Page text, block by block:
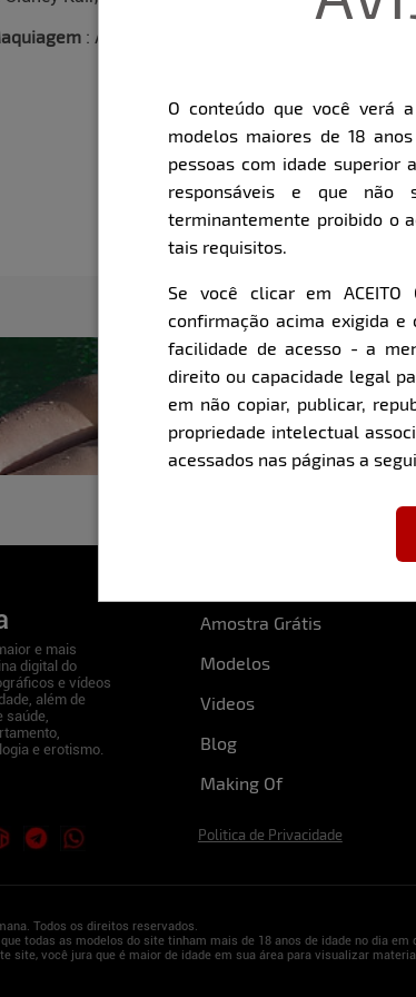
: Andrea De Bem
O conteúdo que você verá
modelos maiores de 18
pessoas com idade superior
responsáveis e que
terminantemente proibido o
tais requisitos.
Se você clicar em ACEITO
confirmação acima exigida
facilidade de acesso - a
direito ou capacidade legal
em não copiar, publicar,
propriedade intelectual
acessados nas páginas a
e mais
digital do
e vídeos
além de
e erotismo.
Amostra Grátis
Modelos
Videos
Blog
Making Of
Politica de Privacidade
Todos os direitos reservados.
todas as modelos do site tinham mais de 18 anos de idade no dia em
site, você jura que é maior de idade em sua área para visualizar